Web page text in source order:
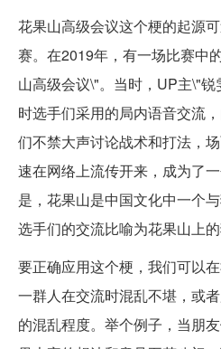
花果山高级会议这个梗的起源
赛。在2019年，有一场比赛中
山高级会议\"。当时，UP主\"
时选手们采用的局内语音交流
们不禁大声讨论战术和打法，
速在网络上流传开来，成为了
是，花果山是中国文化中一个
选手们的交流比喻为花果山上
要正确应用这个梗，我们可以
一群人在交流时混乱不堪，或
的混乱程度。举个例子，当朋